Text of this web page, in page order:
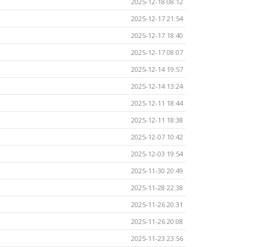
2025-12-17 21:54
2025-12-17 18:40
2025-12-17 08:07
2025-12-14 19:57
2025-12-14 13:24
2025-12-11 18:44
2025-12-11 18:38
2025-12-07 10:42
2025-12-03 19:54
2025-11-30 20:49
2025-11-28 22:38
2025-11-26 20:31
2025-11-26 20:08
2025-11-23 23:56